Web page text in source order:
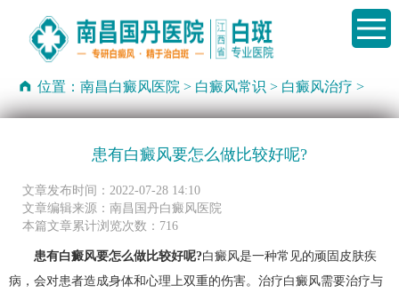
位置：南昌白癜风医院 > 白癜风常识 > 白癜风治疗 >
患有白癜风要怎么做比较好呢?
文章发布时间：2022-07-28 14:10
文章编辑来源：南昌国丹白癜风医院
本篇文章累计浏览次数：716
患有白癜风要怎么做比较好呢?白癜风是一种常见的顽固皮肤疾
病，会对患者造成身体和心理上双重的伤害。治疗白癜风需要治疗与